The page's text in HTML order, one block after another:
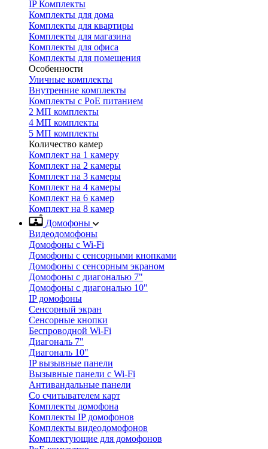
IP Комплекты
Комплекты для дома
Комплекты для квартиры
Комплекты для магазина
Комплекты для офиса
Комплекты для помещения
Особенности
Уличные комплекты
Внутренние комплекты
Комплекты с PoE питанием
2 МП комплекты
4 МП комплекты
5 МП комплекты
Количество камер
Комплект на 1 камеру
Комплект на 2 камеры
Комплект на 3 камеры
Комплект на 4 камеры
Комплект на 6 камер
Комплект на 8 камер
Домофоны
Видеодомофоны
Домофоны с Wi-Fi
Домофоны с сенсорными кнопками
Домофоны с сенсорным экраном
Домофоны с диагональю 7"
Домофоны с диагональю 10"
IP домофоны
Сенсорный экран
Сенсорные кнопки
Беспроводной Wi-Fi
Диагональ 7"
Диагональ 10"
IP вызывные панели
Вызывные панели с Wi-Fi
Антивандальные панели
Со считывателем карт
Комплекты домофона
Комплекты IP домофонов
Комплекты видеодомофонов
Комплектующие для домофонов